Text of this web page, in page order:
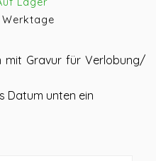
mit Gravur für Verlobung/
Datum unten ein